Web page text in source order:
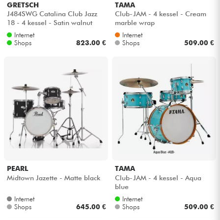
GRETSCH
J484SWG Catalina Club Jazz
18 - 4 kessel - Satin walnut
Internet
Shops
823.00 €
TAMA
Club-JAM - 4 kessel - Cream
marble wrap
Internet
Shops
509.00 €
PEARL
Midtown Jazette - Matte black
Internet
Shops
645.00 €
TAMA
Club-JAM - 4 kessel - Aqua
blue
Internet
Shops
509.00 €